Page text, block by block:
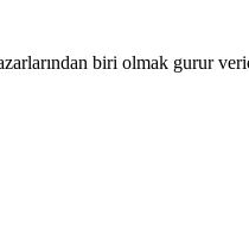
biri olmak gurur